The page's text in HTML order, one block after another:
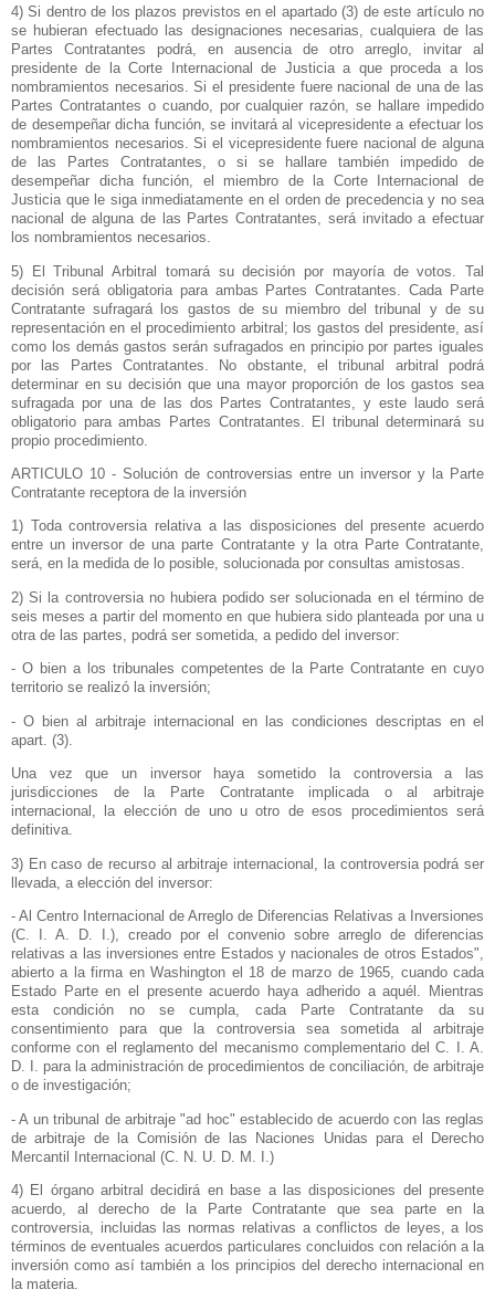
4) Si dentro de los plazos previstos en el apartado (3) de este artículo no
se hubieran efectuado las designaciones necesarias, cualquiera de las
Partes Contratantes podrá, en ausencia de otro arreglo, invitar al
presidente de
la Corte Internacional
de Justicia a que proceda a los
nombramientos necesarios. Si el presidente fuere nacional de una de las
Partes Contratantes o cuando, por cualquier razón, se hallare impedido
de desempeñar dicha función, se invitará al vicepresidente a efectuar los
nombramientos necesarios. Si el vicepresidente fuere nacional de alguna
de las Partes Contratantes, o si se hallare también impedido de
desempeñar dicha función, el miembro de
la Corte Internacional
de
Justicia que le siga inmediatamente en el orden de precedencia y no sea
nacional de alguna de las Partes Contratantes, será invitado a efectuar
los nombramientos necesarios.
5) El Tribunal Arbitral tomará su decisión por mayoría de votos. Tal
decisión será obligatoria para ambas Partes Contratantes. Cada Parte
Contratante sufragará los gastos de su miembro del tribunal y de su
representación en el procedimiento arbitral; los gastos del presidente, así
como los demás gastos serán sufragados en principio por partes iguales
por las Partes Contratantes. No obstante, el tribunal arbitral podrá
determinar en su decisión que una mayor proporción de los gastos sea
sufragada por una de las dos Partes Contratantes, y este laudo será
obligatorio para ambas Partes Contratantes. El tribunal determinará su
propio procedimiento.
ARTICULO 10 - Solución de controversias entre un inversor y la Parte
Contratante receptora de la inversión
1) Toda controversia relativa a las disposiciones del presente acuerdo
entre un inversor de una parte Contratante y la otra Parte Contratante,
será, en la medida de lo posible, solucionada por consultas amistosas.
2) Si la controversia no hubiera podido ser solucionada en el término de
seis meses a partir del momento en que hubiera sido planteada por una u
otra de las partes, podrá ser sometida, a pedido del inversor:
- O bien a los tribunales competentes de la Parte Contratante en cuyo
territorio se realizó la inversión;
- O bien al arbitraje internacional en las condiciones descriptas en el
apart. (3).
Una vez que un inversor haya sometido la controversia a las
jurisdicciones de
la Parte Contratanteimplicada o al arbitraje
internacional, la elección de uno u otro de esos procedimientos será
definitiva.
3) En caso de recurso al arbitraje internacional, la controversia podrá ser
llevada, a elección del inversor:
- Al Centro Internacional de Arreglo de Diferencias Relativas a Inversiones
(C. I. A. D. I.), creado por el convenio sobre arreglo de diferencias
relativas a las inversiones entre Estados y nacionales de otros Estados",
abierto a la firma en Washington el 18 de marzo de 1965, cuando cada
Estado Parte en el presente acuerdo haya adherido a aquél. Mientras
esta condición no se cumpla, cada Parte Contratante da su
consentimiento para que la controversia sea sometida al arbitraje
conforme con el reglamento del mecanismo complementario del C. I. A.
D. I. para la administración de procedimientos de conciliación, de arbitraje
o de investigación;
- A un tribunal de arbitraje "ad hoc" establecido de acuerdo con las reglas
de arbitraje de la Comisiónde las Naciones Unidas para el Derecho
Mercantil Internacional (C. N. U. D. M. I.)
4) El órgano arbitral decidirá en base a las disposiciones del presente
acuerdo, al derecho de
la Parte Contratante que sea parte en la
controversia, incluidas las normas relativas a conflictos de leyes, a los
términos de eventuales acuerdos particulares concluidos con relación a la
inversión como así también a los principios del derecho internacional en
la materia.